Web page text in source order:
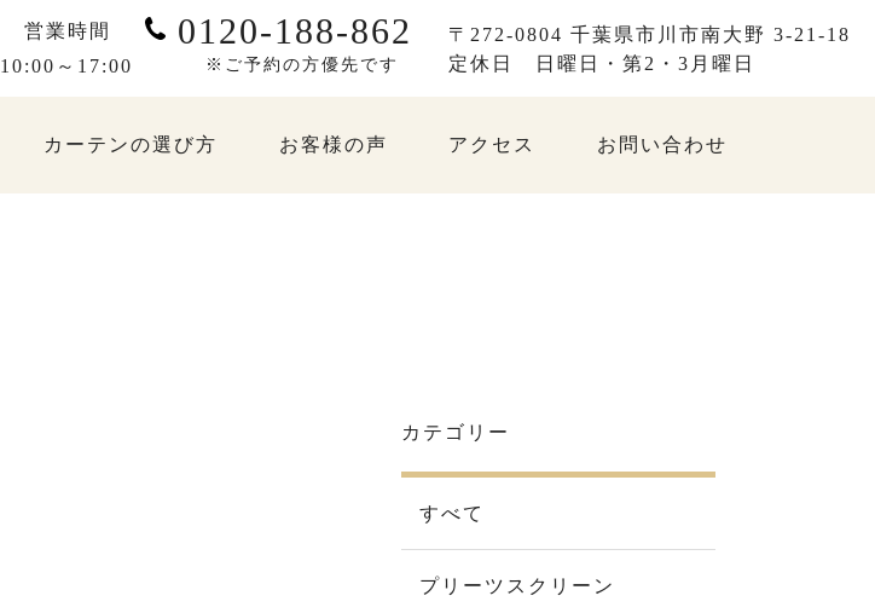
営業時間
10:00～17:00
0120-188-862
※ご予約の方優先です
〒272-0804 千葉県市川市南大野 3-21-18
定休日
日曜日・第2・3月曜日
カーテンの選び方 お客様の声 アクセス お問い合わせ
カテゴリー
すべて
プリーツスクリーン